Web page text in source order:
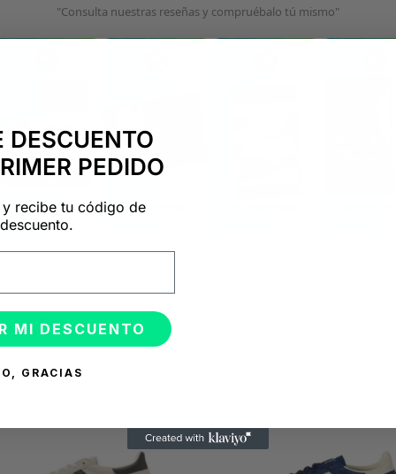
"Consulta nuestras reseñas y compruébalo tú mismo"
DESCUENTO
PEDIDO
y recibe tu código de
descuento.
MI DESCUENTO
GRACIAS